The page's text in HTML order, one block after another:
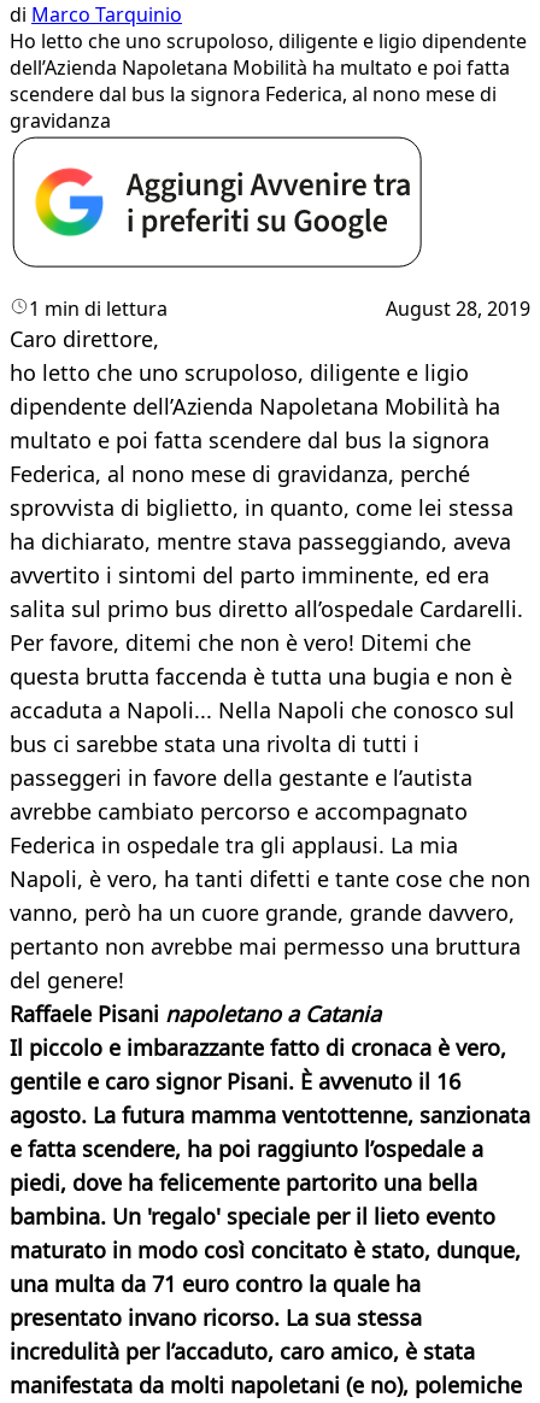
di Marco Tarquinio
Ho letto che uno scrupoloso, diligente e ligio dipendente
dell’Azienda Napoletana Mobilità ha multato e poi fatta
scendere dal bus la signora Federica, al nono mese di
gravidanza
1 min di lettura August 28, 2019
Caro direttore,
ho letto che uno scrupoloso, diligente e ligio
dipendente dell’Azienda Napoletana Mobilità ha
multato e poi fatta scendere dal bus la signora
Federica, al nono mese di gravidanza, perché
sprovvista di biglietto, in quanto, come lei stessa
ha dichiarato, mentre stava passeggiando, aveva
avvertito i sintomi del parto imminente, ed era
salita sul primo bus diretto all’ospedale Cardarelli.
Per favore, ditemi che non è vero! Ditemi che
questa brutta faccenda è tutta una bugia e non è
accaduta a Napoli... Nella Napoli che conosco sul
bus ci sarebbe stata una rivolta di tutti i
passeggeri in favore della gestante e l’autista
avrebbe cambiato percorso e accompagnato
Federica in ospedale tra gli applausi. La mia
Napoli, è vero, ha tanti difetti e tante cose che non
vanno, però ha un cuore grande, grande davvero,
pertanto non avrebbe mai permesso una bruttura
del genere!
Raffaele Pisani napoletano a Catania
Il piccolo e imbarazzante fatto di cronaca è vero,
gentile e caro signor Pisani. È avvenuto il 16
agosto. La futura mamma ventottenne, sanzionata
e fatta scendere, ha poi raggiunto l’ospedale a
piedi, dove ha felicemente partorito una bella
bambina. Un 'regalo' speciale per il lieto evento
maturato in modo così concitato è stato, dunque,
una multa da 71 euro contro la quale ha
presentato invano ricorso. La sua stessa
incredulità per l’accaduto, caro amico, è stata
manifestata da molti napoletani (e no), polemiche